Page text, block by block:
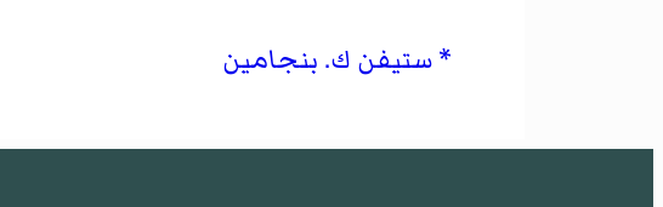
ستيفن ك. بنجامين